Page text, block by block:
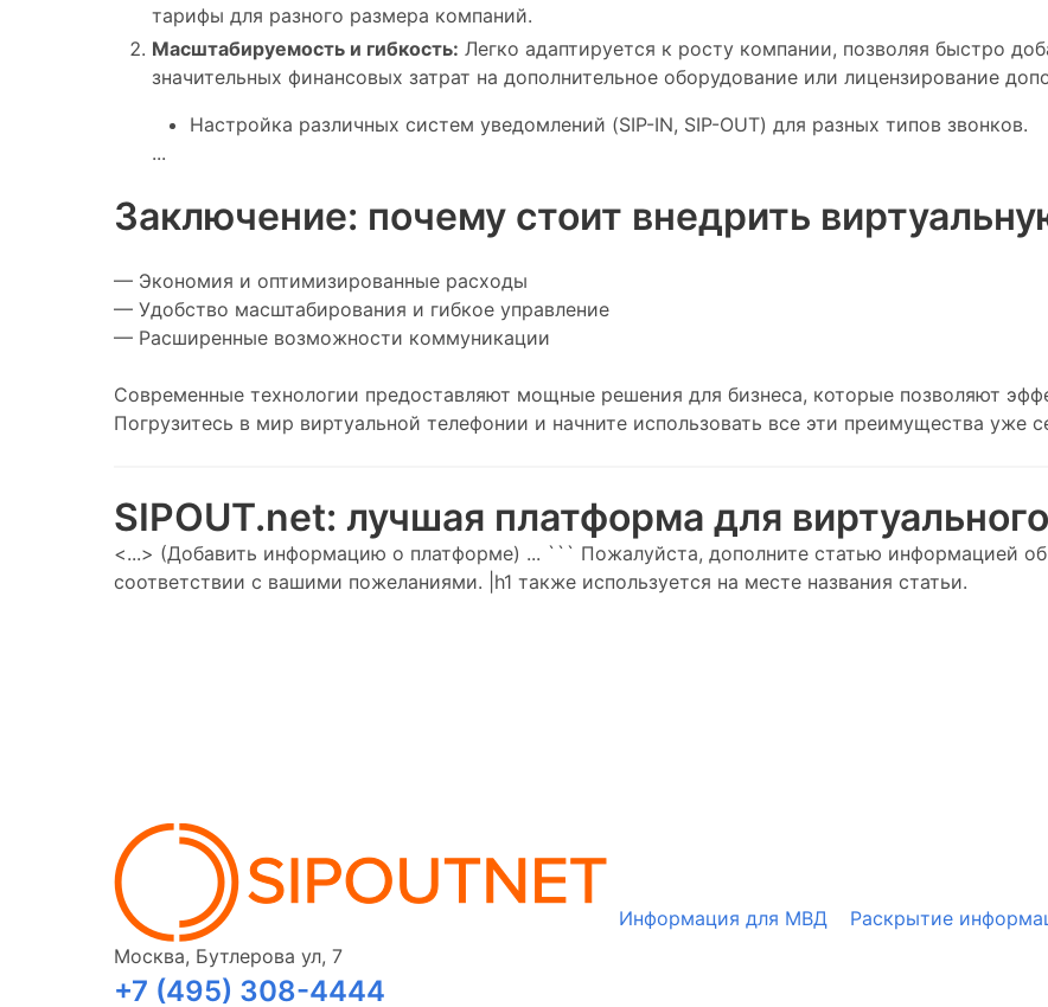
тарифы для разного размера компаний.
Масштабируемость и гибкость: Легко адаптируется к росту компании, позволяя быстро
значительных финансовых затрат на дополнительное оборудование или лицензирование
Настройка различных систем уведомлений (SIP-IN, SIP-OUT) для разных типов звонков.
...
Заключение: почему стоит внедрить
— Экономия и оптимизированные расходы
— Удобство масштабирования и гибкое управление
— Расширенные возможности коммуникации
Современные технологии предоставляют мощные решения для бизнеса, которые позволяют
Погрузитесь в мир виртуальной телефонии и начните использовать все эти преимущества уже
SIPOUT.net: лучшая платформа для
<...> (Добавить информацию о платформе) ... ``` Пожалуйста, дополните статью информацией об
соответствии с вашими пожеланиями. |h1 также используется на месте названия статьи.
Москва, Бутлерова ул, 7
+7 (495) 308-4444
Информация для МВД Раскрытие